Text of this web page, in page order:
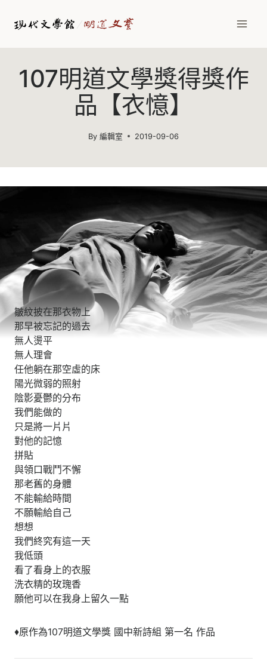
107明道文學獎得獎作
品【衣憶】
By 編輯室 2019-09-06
皺紋披在那衣物上
那早被忘記的過去
無人燙平
無人理會
任他躺在那空虛的床
陽光微弱的照射
陰影憂鬱的分布
我們能做的
只是將一片片
對他的記憶
拼貼
與領口戰鬥不懈
那老舊的身體
不能輸給時間
不願輸給自己
想想
我們終究有這一天
我低頭
看了看身上的衣服
洗衣精的玫瑰香
願他可以在我身上留久一點
♦原作為107明道文學獎 國中新詩組 第一名 作品